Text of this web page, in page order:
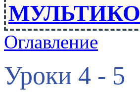
Оглавление
Уроки 4 - 5